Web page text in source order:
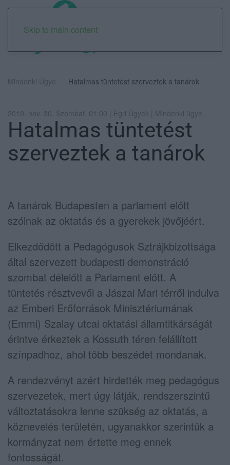
Skip to main content
Mindenki Ügye Hatalmas tüntetést szerveztek a tanárok
2019. nov. 30. Szombat, 01:00 | Egri Ügyek | Mindenki ügye
Hatalmas tüntetést
szerveztek a tanárok
A tanárok Budapesten a parlament előtt
szólnak az oktatás és a gyerekek jövőjéért.
Elkezdődött a Pedagógusok Sztrájkbizottsága
által szervezett budapesti demonstráció
szombat délelőtt a Parlament előtt. A
tüntetés résztvevői a Jászai Mari térről indulva
az Emberi Erőforrások Minisztériumának
(Emmi) Szalay utcai oktatási államtitkárságát
érintve érkeztek a Kossuth téren felállított
színpadhoz, ahol több beszédet mondanak.
A rendezvényt azért hirdették meg pedagógus
szervezetek, mert úgy látják, rendszerszintű
változtatásokra lenne szükség az oktatás, a
köznevelés területén, ugyanakkor szerintük a
kormányzat nem értette meg ennek
fontosságát.